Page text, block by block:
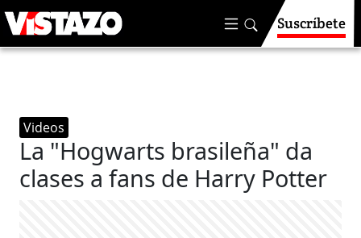
Suscríbete
Videos
La "Hogwarts brasileña" da
clases a fans de Harry Potter